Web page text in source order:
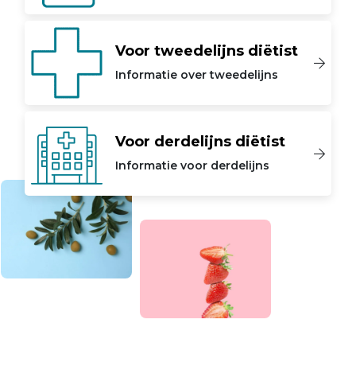
Voor tweedelijns diëtist
Informatie over tweedelijns
Voor derdelijns diëtist
Informatie voor derdelijns